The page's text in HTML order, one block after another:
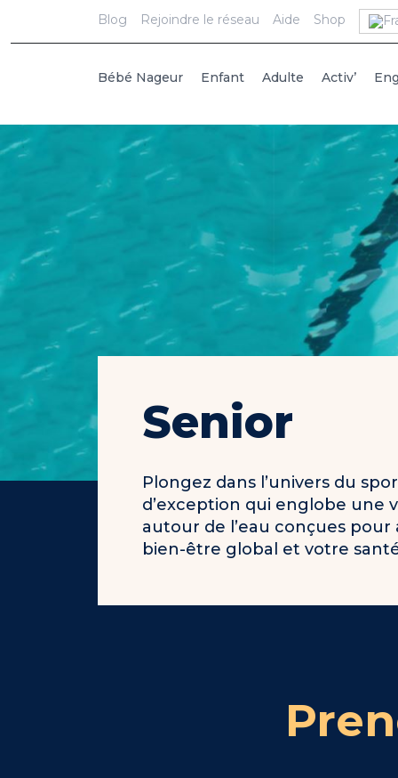
Blog Rejoindre le réseau Aide Shop
Bébé Nageur Enfant Adulte Activ’
Senior
Plongez dans l’univers du
d’exception qui englobe une
autour de l’eau conçues
bien-être global et votre